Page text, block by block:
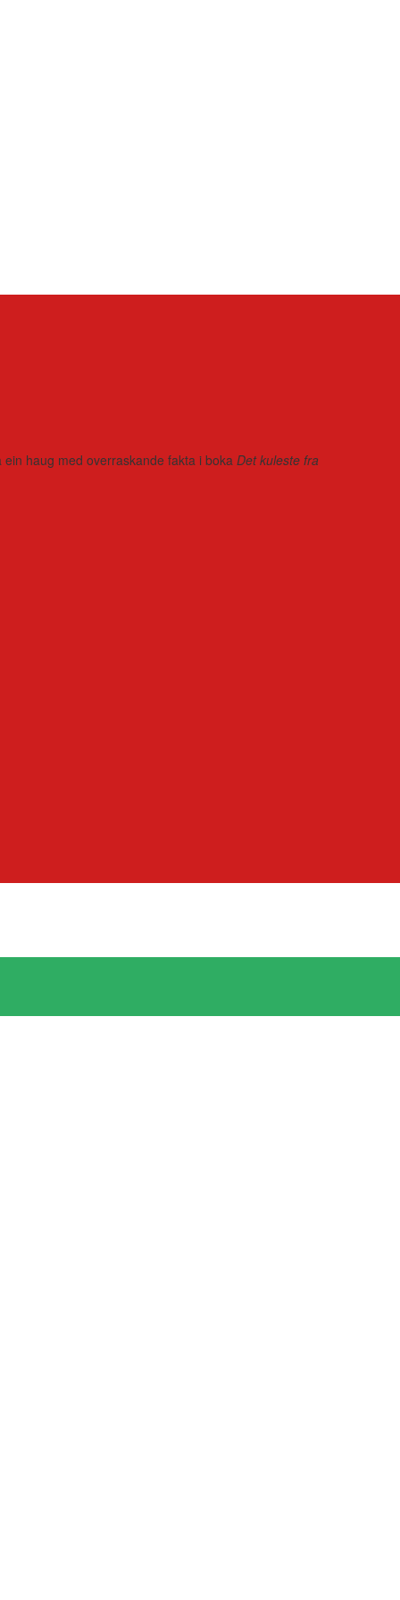
haug med overraskande fakta i boka Det kuleste fra